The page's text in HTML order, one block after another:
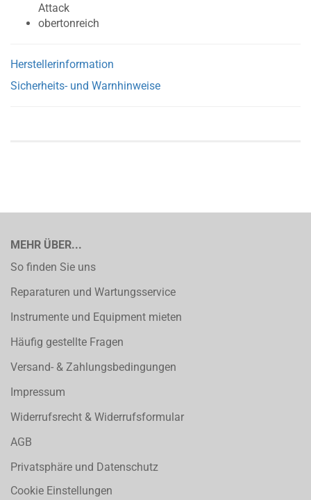
Attack
obertonreich
Herstellerinformation
Sicherheits- und Warnhinweise
MEHR ÜBER...
So finden Sie uns
Reparaturen und Wartungsservice
Instrumente und Equipment mieten
Häufig gestellte Fragen
Versand- & Zahlungsbedingungen
Impressum
Widerrufsrecht & Widerrufsformular
AGB
Privatsphäre und Datenschutz
Cookie Einstellungen